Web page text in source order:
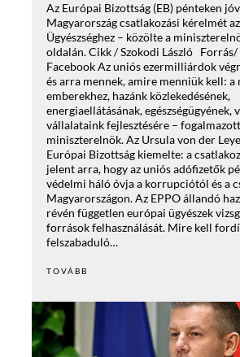
Az Európai Bizottság (EB) pénteken
Magyarország csatlakozási kérelmét
Ügyészséghez – közölte a
oldalán. Cikk / Szokodi László
Facebook Az uniós ezermilliárdok
és arra mennek, amire menniük kell: a
emberekhez, hazánk közlekedésének,
energiaellátásának, egészségügyének,
vállalataink fejlesztésére –
miniszterelnök. Az Ursula von der
Európai Bizottság kiemelte: a
jelent arra, hogy az uniós adófizetők
védelmi háló óvja a korrupciótól és a
Magyarországon. Az EPPO állandó
révén független európai ügyészek
források felhasználását. Mire kell
felszabaduló…
TOVÁBB